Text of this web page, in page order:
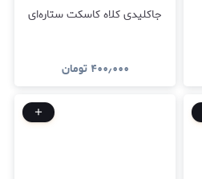
جاکلیدی کلاه کاسکت ستاره‌ای
۴۰۰٫۰۰۰ تومان